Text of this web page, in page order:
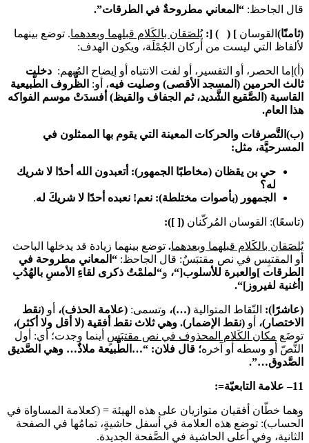
قال الجاحظ: “المعاني مطروحةٌ في الطرقات”.
(ثامنًا) القوسان ]
( )
[
:يُلصَقان بالكَلام قبلهما وبعدهما. توضع بينهما
لألفاظ التي ليست من أركان الجُمْلَة، ويكون الهدف:
(أ)إما الحصر، أو التفسير، أو لفت الانتباه أو إيضاح المُبهم: دخلت
ثالث الحرمين (المسجد الأقصى) وصليت فيه، أو: الظُّروف الطَّبيعية
القاسية (الصَّقيع الشَّديد، ثم الجفاف والقيظ) أفسدَتْ موسم الفواكه
هذا العام.
(ب) التَّصرفات والحركات المعينة التي يقوم بها الممثلون في
المسرحيَّة، مثل:
حي بن يقظان (مخاطبًا الجمهور): أتعبدون الله أحدًا لا شريك
له؟
الجمهور (بأصوات مختلطة): نعم! نعبده أحدًا لا شريكَ له.
(تاسعًا): القوسان المُركّنان (
[ ]
):
يُلصَقان بالكَلام قبلهما وبعدهما. توضع بينهما زيادة قد يدخلها الباحث
أو المقتبِس في نص مقتبَسٌ: قال الجاحظ: “المعاني مطروحة في
الطرقات ]والعبرة للأسلوب[“، و“لملمْتُ ذكرى لقاءِ الأمسِ بالهُدُبِ
[أغنية لفيروز]“.
(عاشرًا): النّقاط المتوالية (…)، وتسمى: (علامة الحذف)، أو (نقط
الاختصار)، أو (نقط الإضمار). وهي ثلاث نقط أفقية (لا أقل ولا أكثر)،
توضَع مكان الكَلام المحذوف في نص مقتبَسٍ أينما وجدت؛ أي: أول
النَّصّ أو وسطه أو آخره؛ قال فلان: “…الطَّبيعة ملاذٌ… وهي الصَّديق
الصَّدوق…”.
11
– علامة التابعيّة=:
وهما خطّان أفقيان متوازيان على هذه الهيئة = (كعلامة المساواة في
الحساب): توضع هذه العلامة في أسفل حاشيةٍ، تمامُها في الصفحة
الثانية، وفي أعلى الحاشية في الصَّفحة الجديدة.